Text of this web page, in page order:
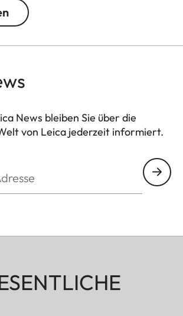
News bleiben Sie über die
von Leica jederzeit informiert.